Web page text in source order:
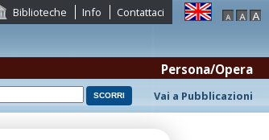
Biblioteche Info Contattaci
Persona/Opera
Vai a Pubblicazioni